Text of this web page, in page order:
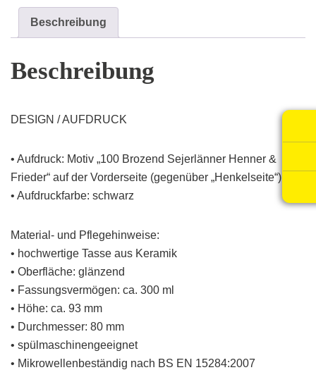
Beschreibung
Beschreibung
DESIGN / AUFDRUCK
• Aufdruck: Motiv „100 Brozend Sejerlänner Henner &
Frieder“ auf der Vorderseite (gegenüber „Henkelseite“)
• Aufdruckfarbe: schwarz
Material- und Pflegehinweise:
• hochwertige Tasse aus Keramik
• Oberfläche: glänzend
• Fassungsvermögen: ca. 300 ml
• Höhe: ca. 93 mm
• Durchmesser: 80 mm
• spülmaschinengeeignet
• Mikrowellenbeständig nach BS EN 15284:2007